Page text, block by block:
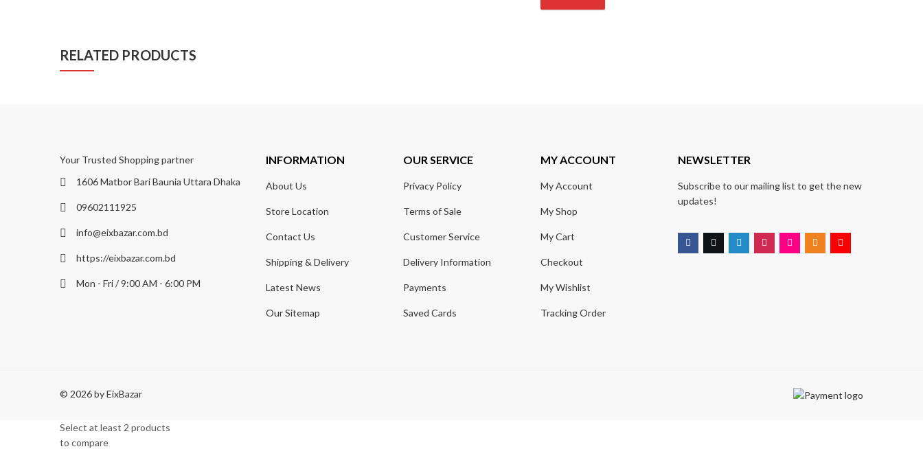
RELATED PRODUCTS
Your Trusted Shopping partner
1606 Matbor Bari Baunia Uttara Dhaka
09602111925
info@eixbazar.com.bd
https://eixbazar.com.bd
Mon - Fri / 9:00 AM - 6:00 PM
INFORMATION
About Us
Store Location
Contact Us
Shipping & Delivery
Latest News
Our Sitemap
OUR SERVICE
Privacy Policy
Terms of Sale
Customer Service
Delivery Information
Payments
Saved Cards
MY ACCOUNT
My Account
My Shop
My Cart
Checkout
My Wishlist
Tracking Order
NEWSLETTER
Subscribe to our mailing list to get the new
updates!
© 2026 byEixBazar
Select at least 2 products
to compare